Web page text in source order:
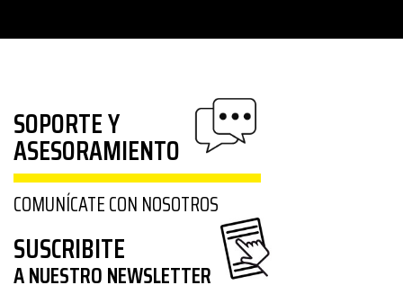
SOPORTE Y
ASESORAMIENTO
COMUNÍCATE CON NOSOTROS
SUSCRIBITE
A NUESTRO NEWSLETTER